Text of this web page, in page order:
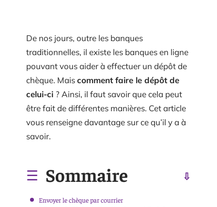
De nos jours, outre les banques
traditionnelles, il existe les banques en ligne
pouvant vous aider à effectuer un dépôt de
chèque. Maiscomment faire le dépôt de
celui-ci ? Ainsi, il faut savoir que cela peut
être fait de différentes manières. Cet article
vous renseigne davantage sur ce qu’il y a à
savoir.
Sommaire
Envoyer le chèque par courrier